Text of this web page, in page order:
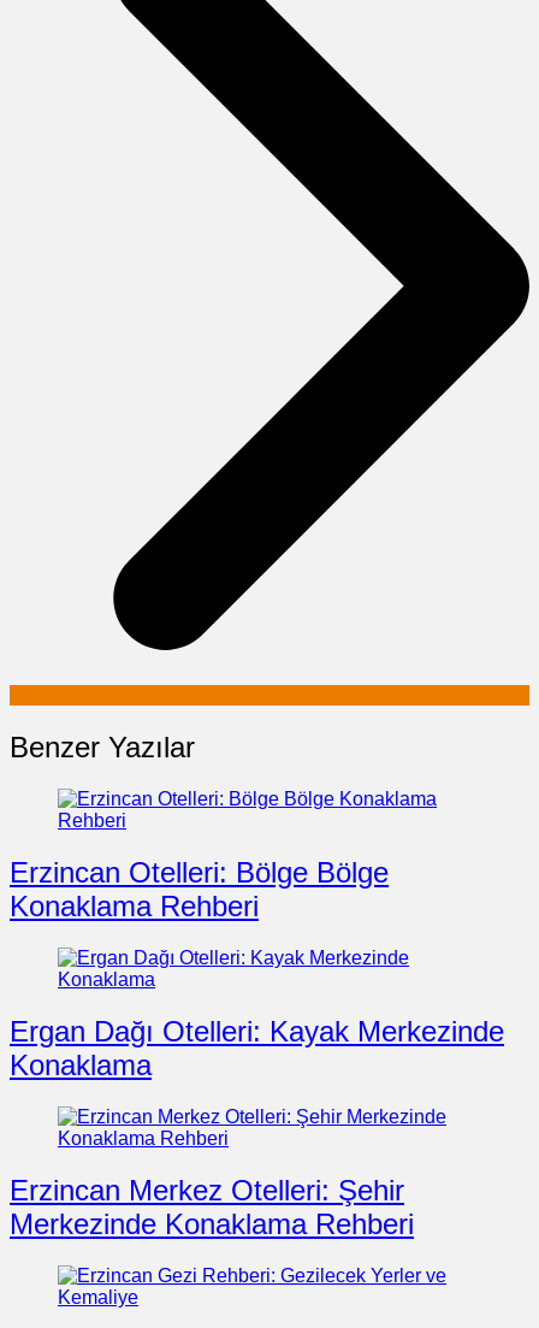
Benzer Yazılar
Erzincan Otelleri: Bölge Bölge
Konaklama Rehberi
Ergan Dağı Otelleri: Kayak Merkezinde
Konaklama
Erzincan Merkez Otelleri: Şehir
Merkezinde Konaklama Rehberi